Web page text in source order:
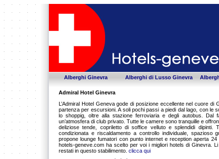
Alberghi Ginevra Alberghi di Lusso Ginevra
Admiral Hotel Ginevra
L’Admiral Hotel Geneva gode di posizione eccellente nel cuore
partenza per escursioni. A soli pochi passi a piedi dal lago, con le
lo shoppig, oltre alla stazione ferroviaria e degli autobus. Dal
un’atmosfera di club privato. Tutte le camere sono tranquille e
deliziose tende, copriletto di soffice velluto e splendidi
condizionata e riscaldamento a controllo individuale,
propone lounge fumatori con punto internet e reception aperta
hotels-geneve.com ha scelto per voi i migliori hotels di Ginevra.
restati in questo stabilimento. clicca qui